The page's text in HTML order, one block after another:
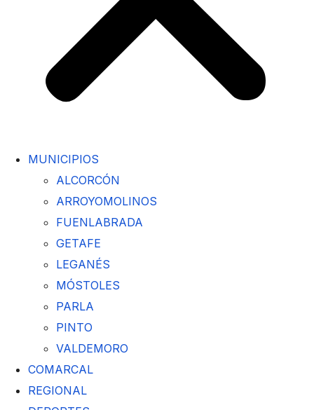
MUNICIPIOS
ALCORCÓN
ARROYOMOLINOS
FUENLABRADA
GETAFE
LEGANÉS
MÓSTOLES
PARLA
PINTO
VALDEMORO
COMARCAL
REGIONAL